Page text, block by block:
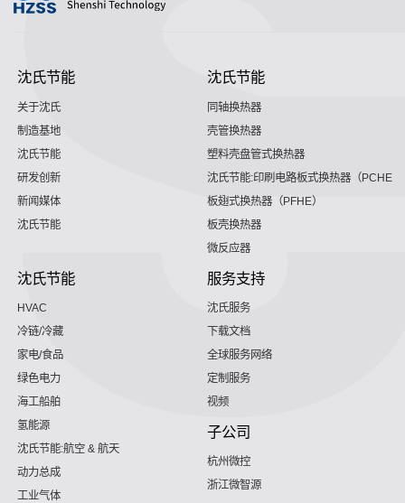
沈氏节能
关于沈氏
制造基地
沈氏节能
研发创新
新闻媒体
沈氏节能
沈氏节能
同轴换热器
壳管换热器
塑料壳盘管式换热器
沈氏节能:印刷电路板式换热器（PCHE）
板翅式换热器（PFHE）
板壳换热器
微反应器
沈氏节能
HVAC
冷链/冷藏
家电/食品
绿色电力
海工船舶
氢能源
沈氏节能:航空 & 航天
动力总成
工业气体
服务支持
沈氏服务
下载文档
全球服务网络
定制服务
视频
子公司
杭州微控
浙江微智源